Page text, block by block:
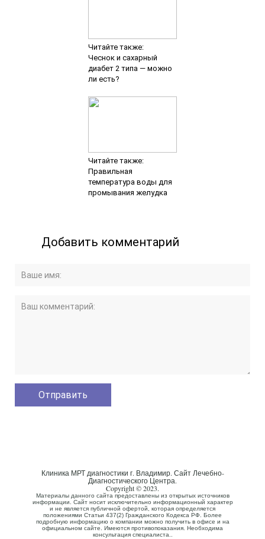
Читайте также:
Чеснок и сахарный
диабет 2 типа — можно
ли есть?
Читайте также:
Правильная
температура воды для
промывания желудка
Добавить комментарий
Клиника МРТ диагностики г. Владимир. Сайт Лечебно-
Диагностического Центра.
Copyright © 2023.
Материалы данного сайта предоставлены из открытых источников
информации. Сайт носит исключительно информационный характер
и не является публичной офертой, которая определяется
положениями Статьи 437(2) Гражданского Кодекса РФ. Более
подробную информацию о компании можно получить в офисе и на
официальном сайте. Имеются противопоказания. Необходима
консультация специалиста..